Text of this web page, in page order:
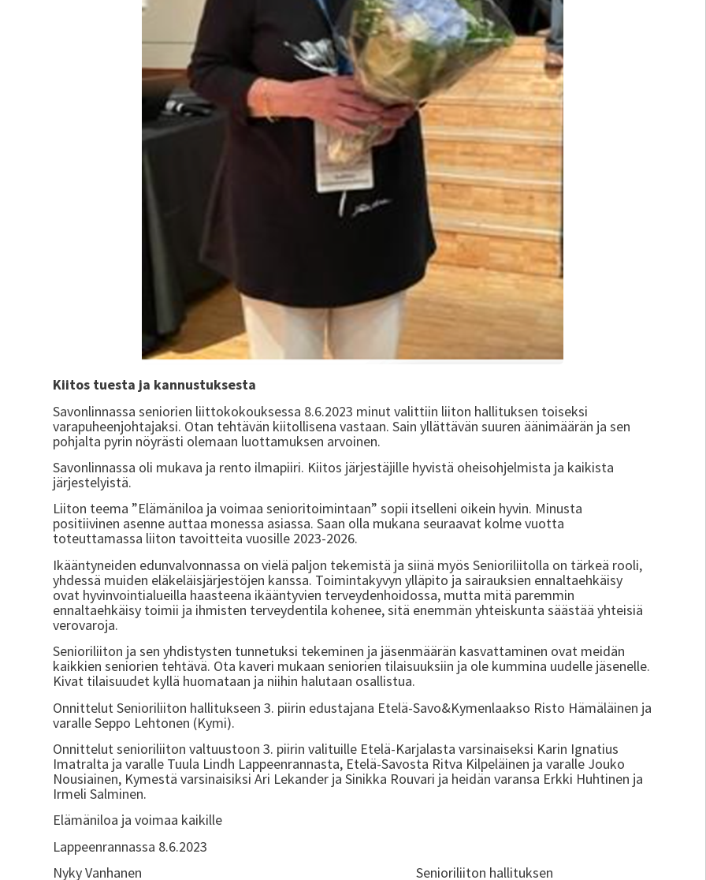
Kiitos tuesta ja kannustuksesta
Savonlinnassa seniorien liittokokouksessa 8.6.2023 minut valittiin liiton hallituksen toiseksi
varapuheenjohtajaksi. Otan tehtävän kiitollisena vastaan. Sain yllättävän suuren äänimäärän ja sen
pohjalta pyrin nöyrästi olemaan luottamuksen arvoinen.
Savonlinnassa oli mukava ja rento ilmapiiri. Kiitos järjestäjille hyvistä oheisohjelmista ja kaikista
järjestelyistä.
Liiton teema ”Elämäniloa ja voimaa senioritoimintaan” sopii itselleni oikein hyvin. Minusta
positiivinen asenne auttaa monessa asiassa. Saan olla mukana seuraavat kolme vuotta
toteuttamassa liiton tavoitteita vuosille 2023-2026.
Ikääntyneiden edunvalvonnassa on vielä paljon tekemistä ja siinä myös Senioriliitolla on tärkeä rooli,
yhdessä muiden eläkeläisjärjestöjen kanssa. Toimintakyvyn ylläpito ja sairauksien ennaltaehkäisy
ovat hyvinvointialueilla haasteena ikääntyvien terveydenhoidossa, mutta mitä paremmin
ennaltaehkäisy toimii ja ihmisten terveydentila kohenee, sitä enemmän yhteiskunta säästää yhteisiä
verovaroja.
Senioriliiton ja sen yhdistysten tunnetuksi tekeminen ja jäsenmäärän kasvattaminen ovat meidän
kaikkien seniorien tehtävä. Ota kaveri mukaan seniorien tilaisuuksiin ja ole kummina uudelle jäsenelle.
Kivat tilaisuudet kyllä huomataan ja niihin halutaan osallistua.
Onnittelut Senioriliiton hallitukseen 3. piirin edustajana Etelä-Savo&Kymenlaakso Risto Hämäläinen ja
varalle Seppo Lehtonen (Kymi).
Onnittelut senioriliiton valtuustoon 3. piirin valituille Etelä-Karjalasta varsinaiseksi Karin Ignatius
Imatralta ja varalle Tuula Lindh Lappeenrannasta, Etelä-Savosta Ritva Kilpeläinen ja varalle Jouko
Nousiainen, Kymestä varsinaisiksi Ari Lekander ja Sinikka Rouvari ja heidän varansa Erkki Huhtinen ja
Irmeli Salminen.
Elämäniloa ja voimaa kaikille
Lappeenrannassa 8.6.2023
Nyky Vanhanen Senioriliiton hallituksen